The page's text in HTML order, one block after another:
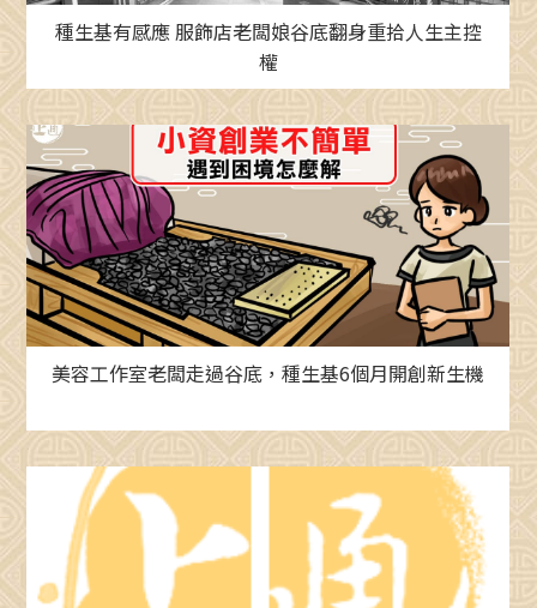
種生基有感應 服飾店老闆娘谷底翻身重拾人生主控
權
美容工作室老闆走過谷底，種生基6個月開創新生機